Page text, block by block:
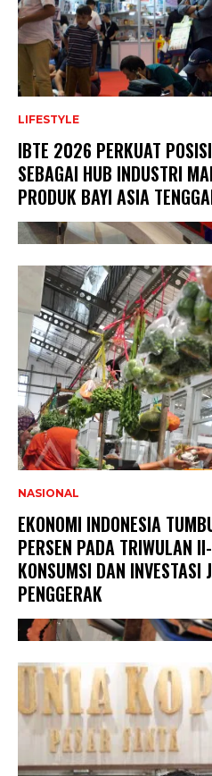
LIFESTYLE
IBTE 2026 PERKUAT
SEBAGAI HUB INDUSTRI
PRODUK BAYI ASIA
NASIONAL
EKONOMI INDONESIA
PERSEN PADA TRIWULAN
KONSUMSI DAN INVESTASI
PENGGERAK